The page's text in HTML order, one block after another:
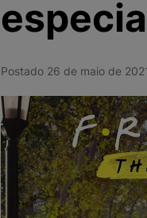
Postado 26 de maio de